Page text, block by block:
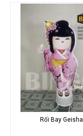
Rối Bay Geisha